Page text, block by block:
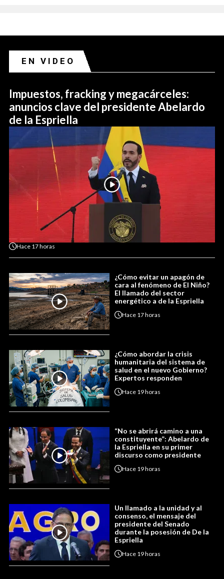
EN VIDEO
Impuestos, fracking y megacárceles:
anuncios clave del presidente Abelardo
de la Espriella
Hace 17 horas
¿Cómo evitar un apagón de
cara al fenómeno de El Niño?
El llamado del sector
energético a de la Espriella
Hace 17 horas
¿Cómo abordar la crisis
humanitaria del sistema de
salud en el nuevo Gobierno?
Expertos responden
Hace 19 horas
“No se abrirá camino a una
constituyente”: Abelardo de
la Espriella en su primer
discurso como presidente
Hace 19 horas
Un llamado a la unidad y al
consenso, el mensaje del
presidente del Senado
durante la posesión de De la
Espriella
Hace 19 horas